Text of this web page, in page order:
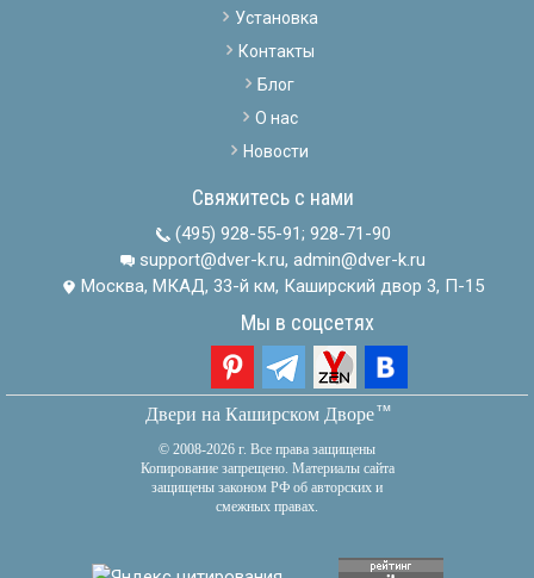
Установка
Контакты
Блог
О нас
Новости
Свяжитесь с нами
(495) 928-55-91; 928-71-90
support@dver-k.ru, admin@dver-k.ru
Москва, МКАД, 33-й км, Каширский двор 3, П-15
Мы в соцсетях
Двери на Каширском Дворетм
© 2008-2026 г. Все права защищены
Копирование запрещено. Материалы сайта
защищены законом РФ об авторских и
смежных правах.